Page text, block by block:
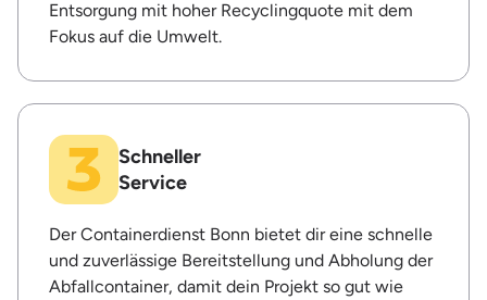
Entsorgung mit hoher Recyclingquote mit dem
Fokus auf die Umwelt.
Schneller
Service
Der Containerdienst Bonn bietet dir eine schnelle
und zuverlässige Bereitstellung und Abholung der
Abfallcontainer, damit dein Projekt so gut wie